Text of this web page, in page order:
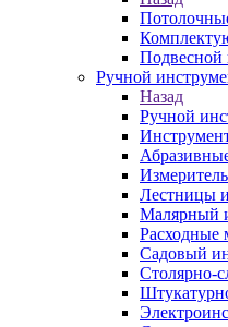
Подвесной
Ручной
Назад
Ручной
Лестницы
Малярный
Расходные
Садовый
Столярно-